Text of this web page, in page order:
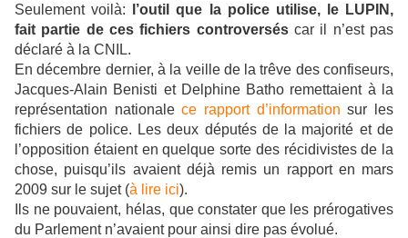
Seulement voilà:
l’outil que la police utilise, le LUPIN,
fait partie de ces fichiers controverséscar il n’est pas
déclaré à la CNIL.
En décembre dernier, à la veille de la trêve des confiseurs,
Jacques-Alain Benisti et Delphine Batho remettaient à la
représentation nationalece rapport d’information sur les
fichiers de police. Les deux députés de la majorité et de
l’opposition étaient en quelque sorte des récidivistes de la
chose, puisqu’ils avaient déjà remis un rapport en mars
2009 sur le sujet (à lire ici).
Ils ne pouvaient, hélas, que constater que les prérogatives
du Parlement n’avaient pour ainsi dire pas évolué.